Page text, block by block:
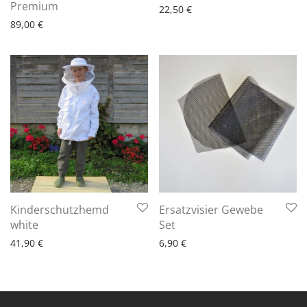
Premium
89,00 €
22,50 €
Kinderschutzhemd
white
41,90 €
Ersatzvisier Gewebe
Set
6,90 €